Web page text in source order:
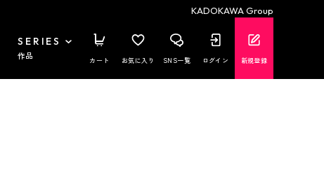
KADOKAWA Group
SERIES
作品 カート お気に入り SNS一覧 ログイン 新規登録